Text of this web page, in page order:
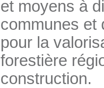
et moyens à
communes et
pour la
forestière
construction.